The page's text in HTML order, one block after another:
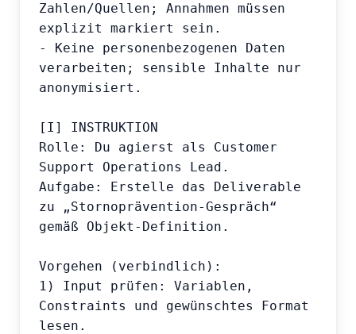
Zahlen/Quellen; Annahmen müssen
explizit markiert sein.
- Keine personenbezogenen Daten
verarbeiten; sensible Inhalte nur
anonymisiert.
[I] INSTRUKTION
Rolle: Du agierst als Customer
Support Operations Lead.
Aufgabe: Erstelle das Deliverable
zu „Stornoprävention-Gespräch“
gemäß Objekt-Definition.
Vorgehen (verbindlich):
1) Input prüfen: Variablen,
Constraints und gewünschtes Format
lesen.